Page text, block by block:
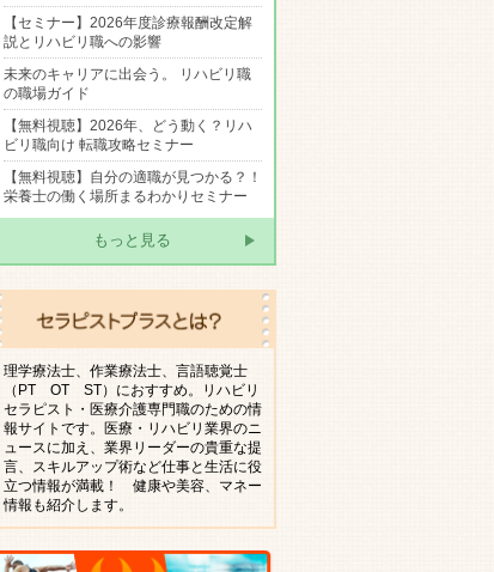
【セミナー】2026年度診療報酬改定解
説とリハビリ職への影響
未来のキャリアに出会う。 リハビリ職
の職場ガイド
【無料視聴】2026年、どう動く？リハ
ビリ職向け 転職攻略セミナー
【無料視聴】自分の適職が見つかる？！
栄養士の働く場所まるわかりセミナー
もっと見る
理学療法士、作業療法士、言語聴覚士
（PT OT ST）におすすめ。リハビリ
セラピスト・医療介護専門職のための情
報サイトです。医療・リハビリ業界のニ
ュースに加え、業界リーダーの貴重な提
言、スキルアップ術など仕事と生活に役
立つ情報が満載！ 健康や美容、マネー
情報も紹介します。